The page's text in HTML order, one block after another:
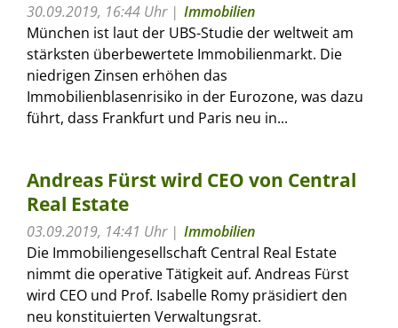
30.09.2019, 16:44 Uhr
Immobilien
München ist laut der UBS-Studie der weltweit am
stärksten überbewertete Immobilienmarkt. Die
niedrigen Zinsen erhöhen das
Immobilienblasenrisiko in der Eurozone, was dazu
führt, dass Frankfurt und Paris neu in...
Andreas Fürst wird CEO von Central
Real Estate
03.09.2019, 14:41 Uhr
Immobilien
Die Immobiliengesellschaft Central Real Estate
nimmt die operative Tätigkeit auf. Andreas Fürst
wird CEO und Prof. Isabelle Romy präsidiert den
neu konstituierten Verwaltungsrat.